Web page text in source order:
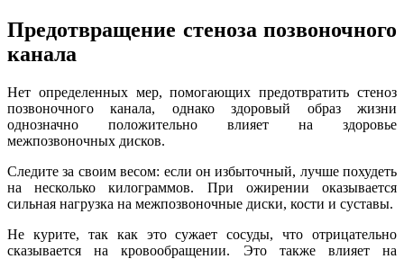
Предотвращение стеноза позвоночного
канала
Нет определенных мер, помогающих предотвратить стеноз
позвоночного канала, однако здоровый образ жизни
однозначно положительно влияет на здоровье
межпозвоночных дисков.
Следите за своим весом: если он избыточный, лучше похудеть
на несколько килограммов. При ожирении оказывается
сильная нагрузка на межпозвоночные диски, кости и суставы.
Не курите, так как это сужает сосуды, что отрицательно
сказывается на кровообращении. Это также влияет на